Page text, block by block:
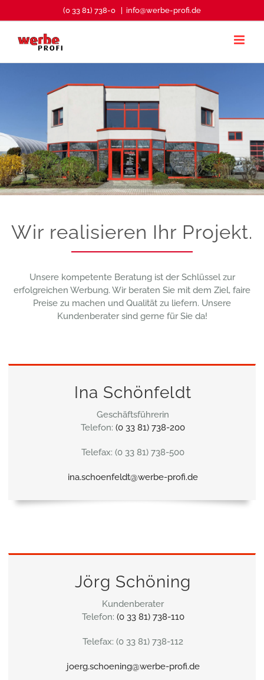
Inhalt
(0 33 81) 738-0 info@werbe-profi.de
Wir realisieren Ihr Projekt.
Unsere kompetente Beratung ist der Schlüssel zur
erfolgreichen Werbung. Wir beraten Sie mit dem Ziel, faire
Preise zu machen und Qualität zu liefern. Unsere
Kundenberater sind gerne für Sie da!
Ina Schönfeldt
Geschäftsführerin
Telefon: (0 33 81) 738-200
Telefax: (0 33 81) 738-500
ina.schoenfeldt@werbe-profi.de
Jörg Schöning
Kundenberater
Telefon: (0 33 81) 738-110
Telefax: (0 33 81) 738-112
joerg.schoening@werbe-profi.de